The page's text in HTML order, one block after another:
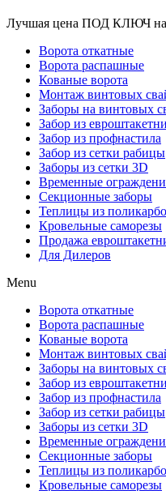
Лучшая цена ПОД КЛЮЧ на
Ворота откатные
Ворота распашные
Кованые ворота
Монтаж винтовых
Заборы на винтовых
Забор из
Забор из профнастила
Забор из сетки рабицы
Заборы из сетки 3D
Временные
Секционные заборы
Теплицы из
Кровельные саморезы
Продажа
Для Дилеров
Menu
Ворота откатные
Ворота распашные
Кованые ворота
Монтаж винтовых
Заборы на винтовых
Забор из
Забор из профнастила
Забор из сетки рабицы
Заборы из сетки 3D
Временные
Секционные заборы
Теплицы из
Кровельные саморезы